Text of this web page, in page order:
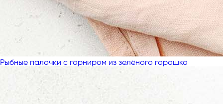
Рыбные палочки с гарниром из зелёного горошка